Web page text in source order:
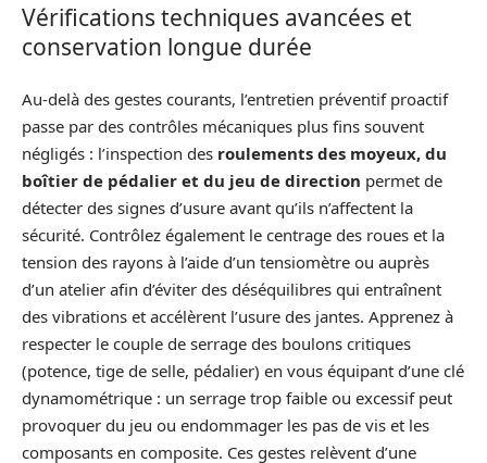
Vérifications techniques avancées et
conservation longue durée
Au-delà des gestes courants, l’entretien préventif proactif
passe par des contrôles mécaniques plus fins souvent
négligés : l’inspection des roulements des moyeux, du
boîtier de pédalier et du jeu de direction permet de
détecter des signes d’usure avant qu’ils n’affectent la
sécurité. Contrôlez également le centrage des roues et la
tension des rayons à l’aide d’un tensiomètre ou auprès
d’un atelier afin d’éviter des déséquilibres qui entraînent
des vibrations et accélèrent l’usure des jantes. Apprenez à
respecter le couple de serrage des boulons critiques
(potence, tige de selle, pédalier) en vous équipant d’une clé
dynamométrique : un serrage trop faible ou excessif peut
provoquer du jeu ou endommager les pas de vis et les
composants en composite. Ces gestes relèvent d’une